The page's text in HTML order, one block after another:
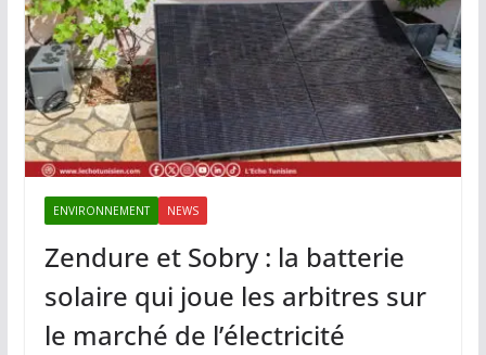
ENVIRONNEMENT NEWS
Zendure et Sobry : la batterie
solaire qui joue les arbitres sur
le marché de l’électricité